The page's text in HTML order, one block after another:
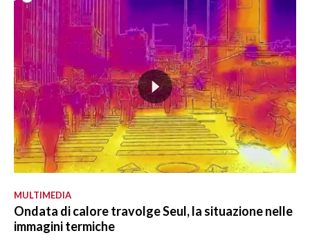
MULTIMEDIA
Ondata di calore travolge Seul, la situazione nelle
immagini termiche